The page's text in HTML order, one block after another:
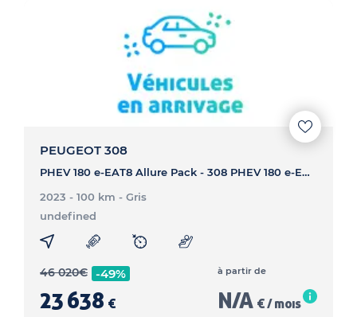
PEUGEOT 308
PHEV 180 e-EAT8 Allure Pack - 308 PHEV 180 e-EAT8 Allure Pack
2023 - 100 km - Gris
undefined
46 020€ -49%
23 638 €
à partir de
N/A € / mois